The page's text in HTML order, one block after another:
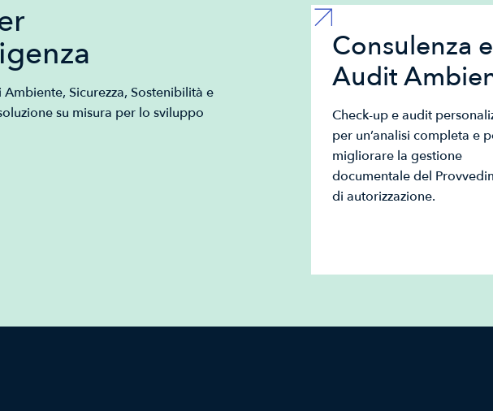
Sicurezza, Sostenibilità e
su misura per lo sviluppo
Consulenza e
Audit
Check-up e audit
per un’analisi completa e
migliorare la gestione
documentale del
di autorizzazione.